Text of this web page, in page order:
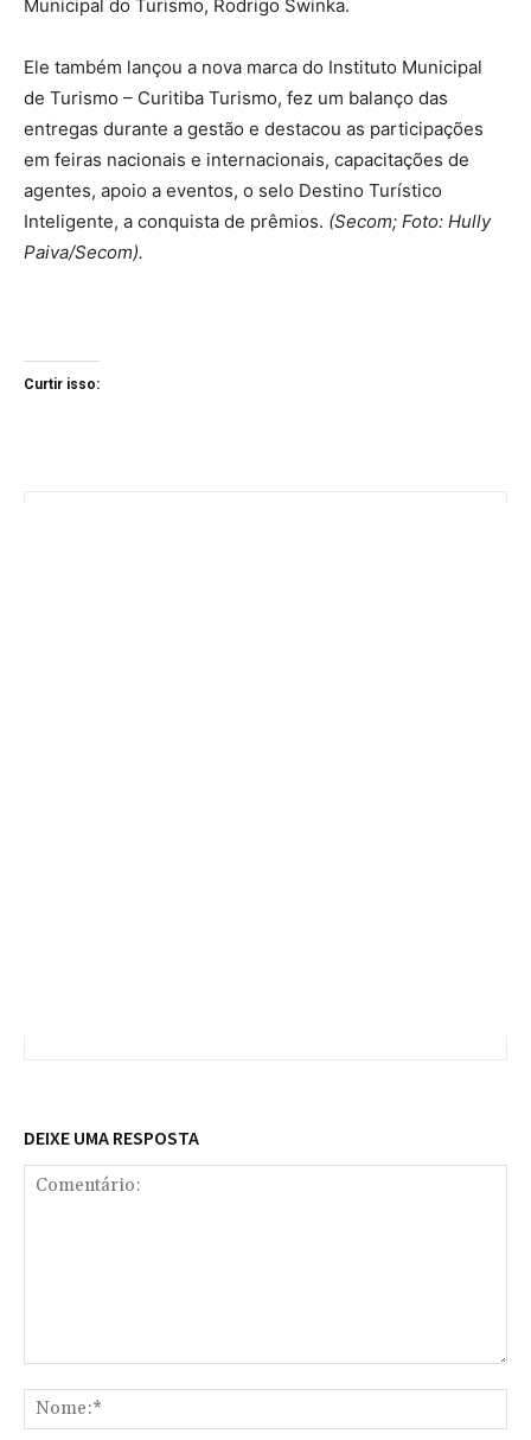
Municipal do Turismo, Rodrigo Swinka.
Ele também lançou a nova marca do Instituto Municipal
de Turismo – Curitiba Turismo, fez um balanço das
entregas durante a gestão e destacou as participações
em feiras nacionais e internacionais, capacitações de
agentes, apoio a eventos, o selo Destino Turístico
Inteligente, a conquista de prêmios. (Secom; Foto: Hully
Paiva/Secom).
Curtir isso:
DEIXE UMA RESPOSTA